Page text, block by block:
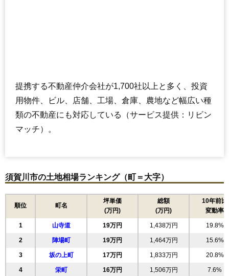
提携する不動産仲介会社が1,700社以上と多く、投資
用物件、ビル、店舗、工場、倉庫、農地など幅広い種
類の不動産にも対応している（サービス提供：リビン
マッチ）。
須賀川市の土地相場ランキング（町＝大字）
順位 町名
坪単価
(万円)
総額
(万円)
10年前比
変動率
1 山寺道 19万円 1,438万円 19.8%
2 陣場町 19万円 1,464万円 15.6%
3 坂の上町 17万円 1,833万円 20.8%
4 栄町 16万円 1,506万円 7.6%